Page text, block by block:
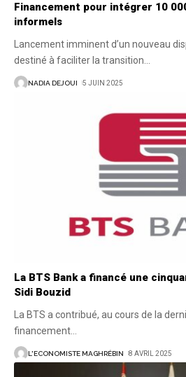
Financement pour intégrer 10
informels
Lancement imminent d’un nouveau
destiné à faciliter la transition…
NADIA DEJOUI 5 JUIN 2025
La BTS Bank a financé une
Sidi Bouzid
La BTS a contribué, au cours de la
financement
L'ECONOMISTE MAGHRÉBIN 8 AVRIL 2025